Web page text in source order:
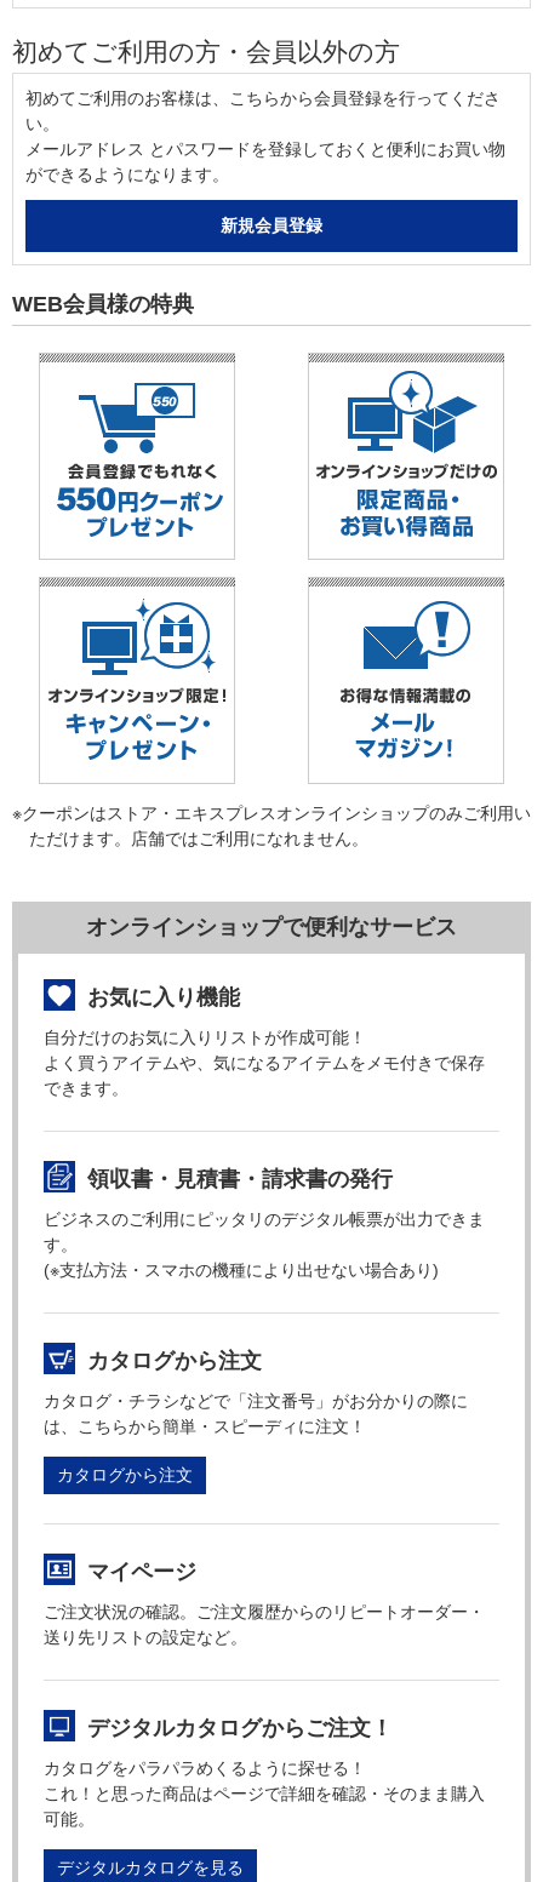
初めてご利用の方・会員以外の方
初めてご利用のお客様は、こちらから会員登録を行ってくださ
い。
メールアドレス とパスワードを登録しておくと便利にお買い物
ができるようになります。
WEB会員様の特典
※クーポンはストア・エキスプレスオンラインショップのみご利用い
ただけます。店舗ではご利用になれません。
オンラインショップで便利なサービス
お気に入り機能
自分だけのお気に入りリストが作成可能！
よく買うアイテムや、気になるアイテムをメモ付きで保存
できます。
領収書・見積書・請求書の発行
ビジネスのご利用にピッタリのデジタル帳票が出力できま
す。
(※支払方法・スマホの機種により出せない場合あり)
カタログから注文
カタログ・チラシなどで「注文番号」がお分かりの際に
は、こちらから簡単・スピーディに注文！
カタログから注文
マイページ
ご注文状況の確認。ご注文履歴からのリピートオーダー・
送り先リストの設定など。
デジタルカタログからご注文！
カタログをパラパラめくるように探せる！
これ！と思った商品はページで詳細を確認・そのまま購入
可能。
デジタルカタログを見る